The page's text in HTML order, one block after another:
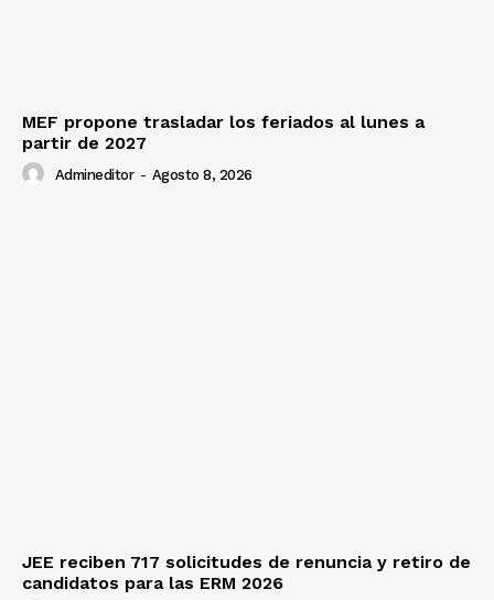
MEF propone trasladar los feriados al lunes a
partir de 2027
Admineditor - Agosto 8, 2026
JEE reciben 717 solicitudes de renuncia y retiro de
candidatos para las ERM 2026